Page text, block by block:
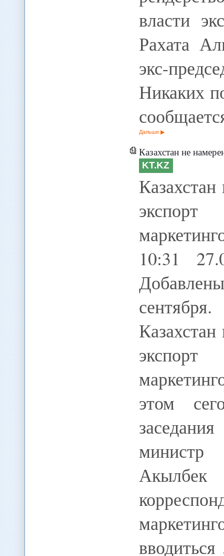
власти
Рахата
экс-
Никаких
Дальше
Казахстан не намерен
KT.KZ
10:31
этом
министр